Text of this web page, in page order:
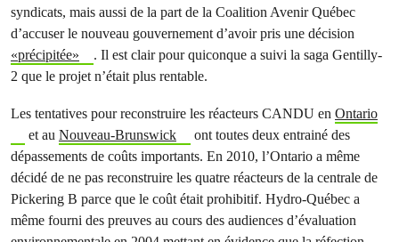
syndicats, mais aussi de la part de la Coalition Avenir Québec
d’accuser le nouveau gouvernement d’avoir pris une décision
«précipitée»
. Il est clair pour quiconque a suivi la saga Gentilly-
2 que le projet n’était plus rentable.
Les tentatives pour reconstruire les réacteurs CANDU en Ontario
et au Nouveau-Brunswick
ont toutes deux entrainé des
dépassements de coûts importants. En 2010, l’Ontario a même
décidé de ne pas reconstruire les quatre réacteurs de la centrale de
Pickering B parce que le coût était prohibitif. Hydro-Québec a
même fourni des preuves au cours des audiences d’évaluation